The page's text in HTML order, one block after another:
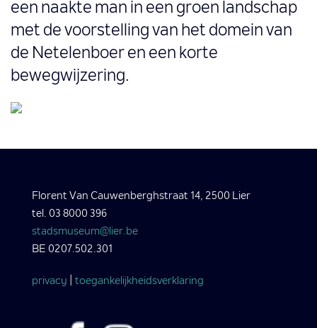
een naakte man in een groen landschap
met de voorstelling van het domein van
de Netelenboer en een korte
bewegwijzering.
Florent Van Cauwenberghstraat 14, 2500 Lier
tel. 03 8000 396
stadsmuseum@lier.be
BE 0207.502.301
privacy toegankelijkheidsverklaring